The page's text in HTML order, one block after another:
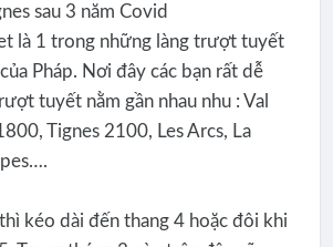
sau 3 năm Covid
là 1 trong những làng trượt tuyết
Pháp. Nơi đây các bạn rất dễ
tuyết nằm gần nhau nhu : Val
Tignes 2100, Les Arcs, La
kéo dài đến thang 4 hoặc đôi khi